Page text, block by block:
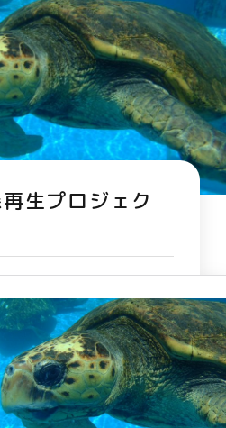
生プロジェク